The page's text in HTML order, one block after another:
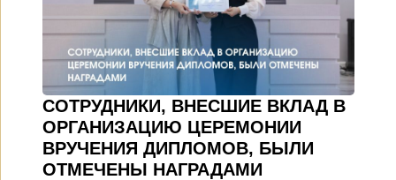
СОТРУДНИКИ, ВНЕСШИЕ ВКЛАД В
ОРГАНИЗАЦИЮ ЦЕРЕМОНИИ
ВРУЧЕНИЯ ДИПЛОМОВ, БЫЛИ
ОТМЕЧЕНЫ НАГРАДАМИ